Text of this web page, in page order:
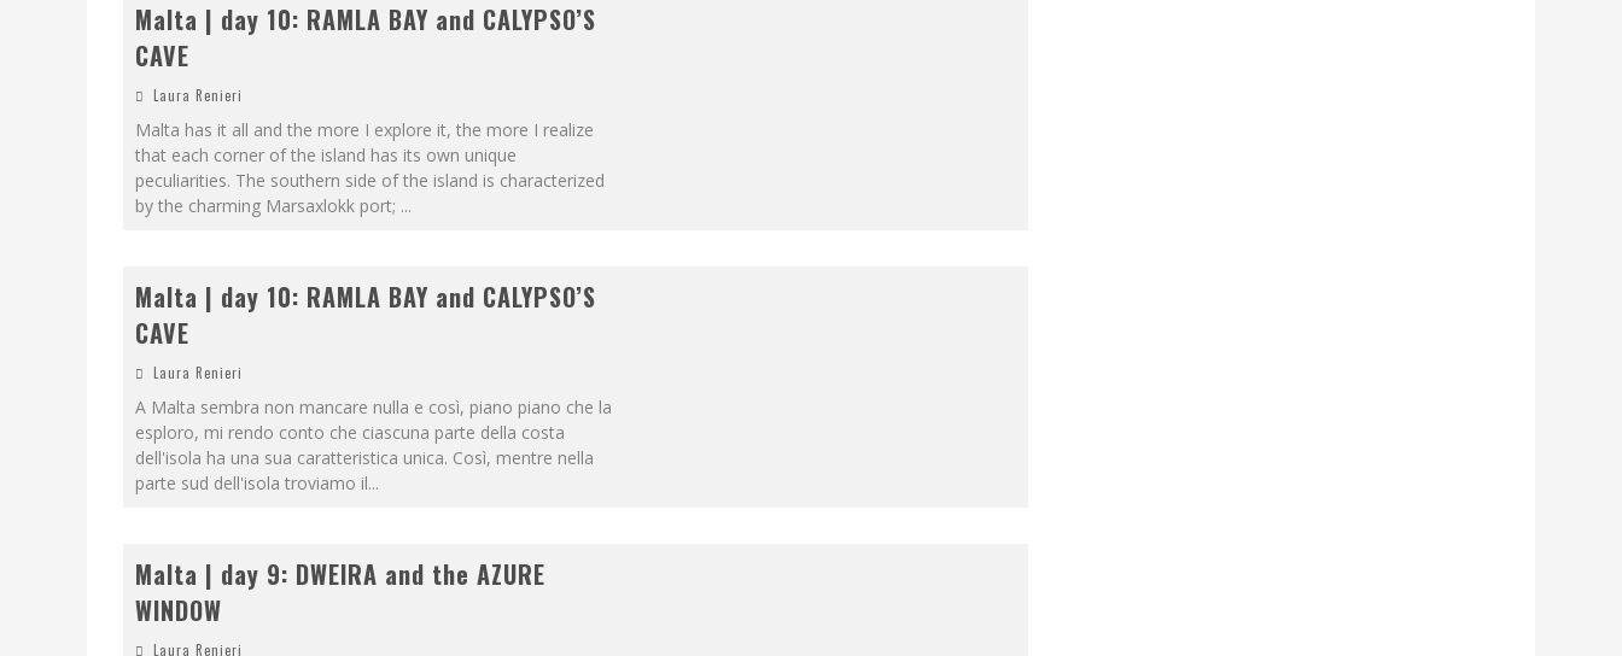
Malta | day 10: RAMLA BAY and CALYPSO’S
CAVE
Laura Renieri
Malta has it all and the more I explore it, the more I realize
that each corner of the island has its own unique
peculiarities. The southern side of the island is characterized
by the charming Marsaxlokk port; ...
Malta | day 10: RAMLA BAY and CALYPSO’S
CAVE
Laura Renieri
A Malta sembra non mancare nulla e così, piano piano che la
esploro, mi rendo conto che ciascuna parte della costa
dell'isola ha una sua caratteristica unica. Così, mentre nella
parte sud dell'isola troviamo il...
Malta | day 9: DWEIRA and the AZURE
WINDOW
Laura Renieri